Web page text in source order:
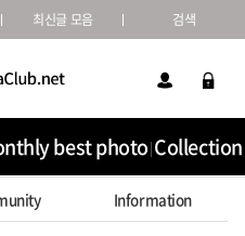
최신글 모음 검색
best photo Collection
Information